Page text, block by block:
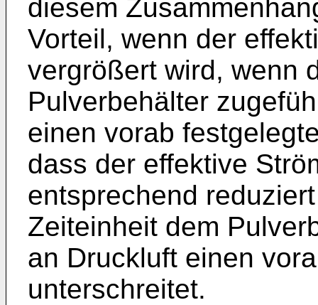
diesem
Vorteil, wenn der
vergrößert wird, wenn
Pulverbehälter
einen vorab
dass der effektive
entsprechend
Zeiteinheit dem
an Druckluft einen
unterschreitet.